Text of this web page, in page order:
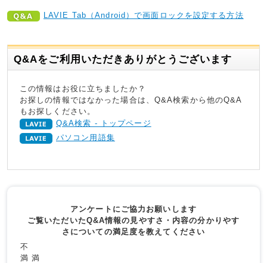
LAVIE Tab（Android）で画面ロックを設定する方法
Q&Aをご利用いただきありがとうございます
この情報はお役に立ちましたか？
お探しの情報ではなかった場合は、Q&A検索から他のQ&A
もお探しください。
Q&A検索 - トップページ
パソコン用語集
アンケートにご協力お願いします
ご覧いただいたQ&A情報の見やすさ・内容の分かりやす
さについての満足度を教えてください
不
満 満